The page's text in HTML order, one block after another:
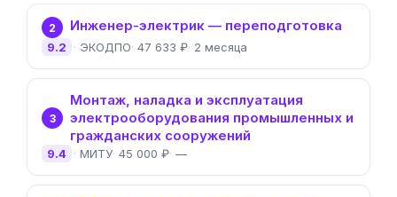
2 Инженер-электрик — переподготовка
ЭКОДПО 47 633 ₽ 2 месяца
9.2
3
Монтаж, наладка и эксплуатация
электрооборудования промышленных и
гражданских сооружений
МИТУ 45 000 ₽ —
9.4